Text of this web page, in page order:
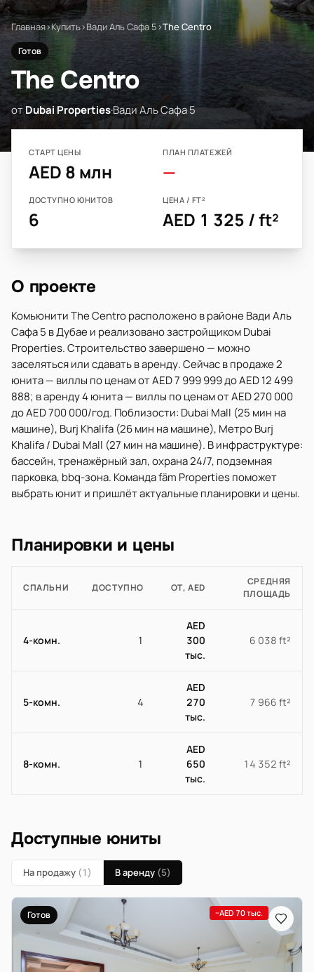
Главная›Купить›Вади Аль Сафа 5›The Centro
Готов
The Centro
отDubai Properties·Вади Аль Сафа 5
СТАРТ ЦЕНЫ
AED 8 млн
ПЛАН ПЛАТЕЖЕЙ
—
ДОСТУПНО ЮНИТОВ
6
ЦЕНА / FT²
AED 1 325 / ft²
О проекте
Комьюнити The Centro расположено в районе Вади Аль
Сафа 5 в Дубае и реализовано застройщиком Dubai
Properties. Строительство завершено — можно
заселяться или сдавать в аренду. Сейчас в продаже 2
юнита — виллы по ценам от AED 7 999 999 до AED 12 499
888; в аренду 4 юнита — виллы по ценам от AED 270 000
до AED 700 000/год. Поблизости: Dubai Mall (25 мин на
машине), Burj Khalifa (26 мин на машине), Метро Burj
Khalifa / Dubai Mall (27 мин на машине). В инфраструктуре:
бассейн, тренажёрный зал, охрана 24/7, подземная
парковка, bbq-зона. Команда fäm Properties поможет
выбрать юнит и пришлёт актуальные планировки и цены.
Планировки и цены
СПАЛЬНИ ДОСТУПНО ОТ, AED
СРЕДНЯЯ
ПЛОЩАДЬ
4-комн. 1
AED
300
тыс.
6 038 ft²
5-комн. 4
AED
270
тыс.
7 966 ft²
8-комн. 1
AED
650
тыс.
14 352 ft²
Доступные юниты
На продажу (1) В аренду (5)
Готов −AED 70 тыс.